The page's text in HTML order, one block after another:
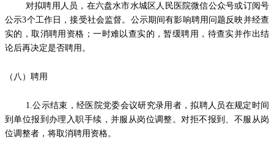
对拟聘用人员，在六盘水市水城区人民医院微信公众号或订阅号
公示3个工作日，接受社会监督。公示期间有影响聘用问题反映并经查
实的，取消聘用资格；一时难以查实的，暂缓聘用，待查实并作出结
论后再决定是否聘用。
（八）聘用
1.公示结束，经医院党委会议研究录用者，拟聘人员在规定时间
到单位报到办理入职手续，并服从岗位调整。对拒不报到、不服从岗
位调整者，将取消聘用资格。